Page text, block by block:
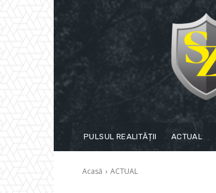
PULSUL REALITĂȚII ACTUAL
Acasă ACTUAL